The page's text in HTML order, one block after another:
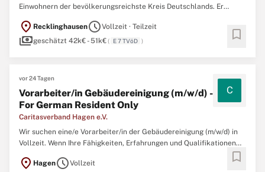
Einwohnern der bevölkerungsreichste Kreis Deutschlands. Er
einem der bedeutendsten Industrie-, Bildungs- und
Wirtschaftsstandorte. Als Arbeitgeber für mehr als 2.000
location_on RecklinghausenscheduleVollzeit · Teilzeit
paymentsgeschätzt 42k€ - 51k€( E 7 TVöD ) bookmark
vor 24 Tagen
Vorarbeiter/in Gebäudereinigung (m/w/d) -
For German Resident Only
Caritasverband Hagen e.V.
C
Wir suchen eine/e Vorarbeiter/in der Gebäudereinigung (m/w/d) in
Vollzeit. Wenn Ihre Fähigkeiten, Erfahrungen und Qualifikationen
mit denen in dieser Stellenübersicht übereinstimmen, sollten Sie
Ihre Bewerbung nicht aufschieben. Ageritas Dienstleistungen
location_on HagenscheduleVollzeit bookmark